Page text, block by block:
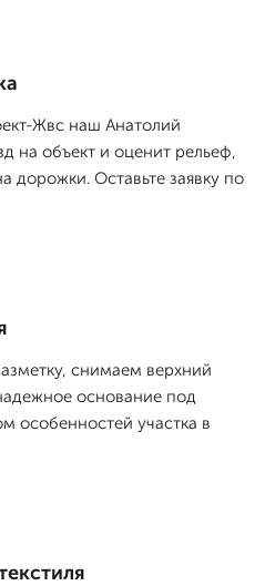
Жвс наш Анатолий
на объект и оценит рельеф,
дорожки. Оставьте заявку по
снимаем верхний
основание под
особенностей участка в